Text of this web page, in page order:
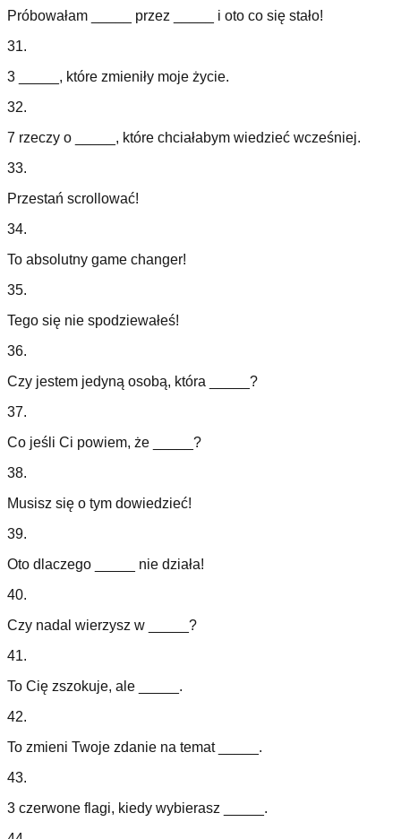
Próbowałam _____ przez _____ i oto co się stało!
31.
3 _____, które zmieniły moje życie.
32.
7 rzeczy o _____, które chciałabym wiedzieć wcześniej.
33.
Przestań scrollować!
34.
To absolutny game changer!
35.
Tego się nie spodziewałeś!
36.
Czy jestem jedyną osobą, która _____?
37.
Co jeśli Ci powiem, że _____?
38.
Musisz się o tym dowiedzieć!
39.
Oto dlaczego _____ nie działa!
40.
Czy nadal wierzysz w _____?
41.
To Cię zszokuje, ale _____.
42.
To zmieni Twoje zdanie na temat _____.
43.
3 czerwone flagi, kiedy wybierasz _____.